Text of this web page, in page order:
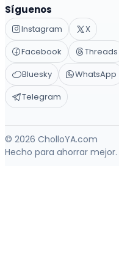
Síguenos
Instagram
X
Facebook
Threads
Bluesky
WhatsApp
Telegram
© 2026 CholloYA.com
Hecho para ahorrar mejor.